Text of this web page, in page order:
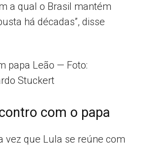
a qual o Brasil mantém
há décadas”, disse
papa Leão — Foto:
Stuckert
com o papa
vez que Lula se reúne com